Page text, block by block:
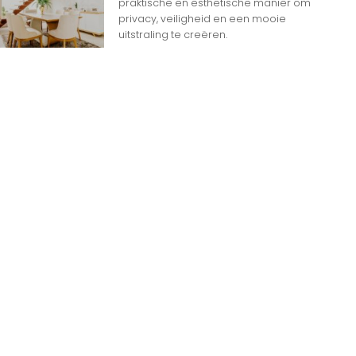
praktische en esthetische manier om
privacy, veiligheid en een mooie
uitstraling te creëren.